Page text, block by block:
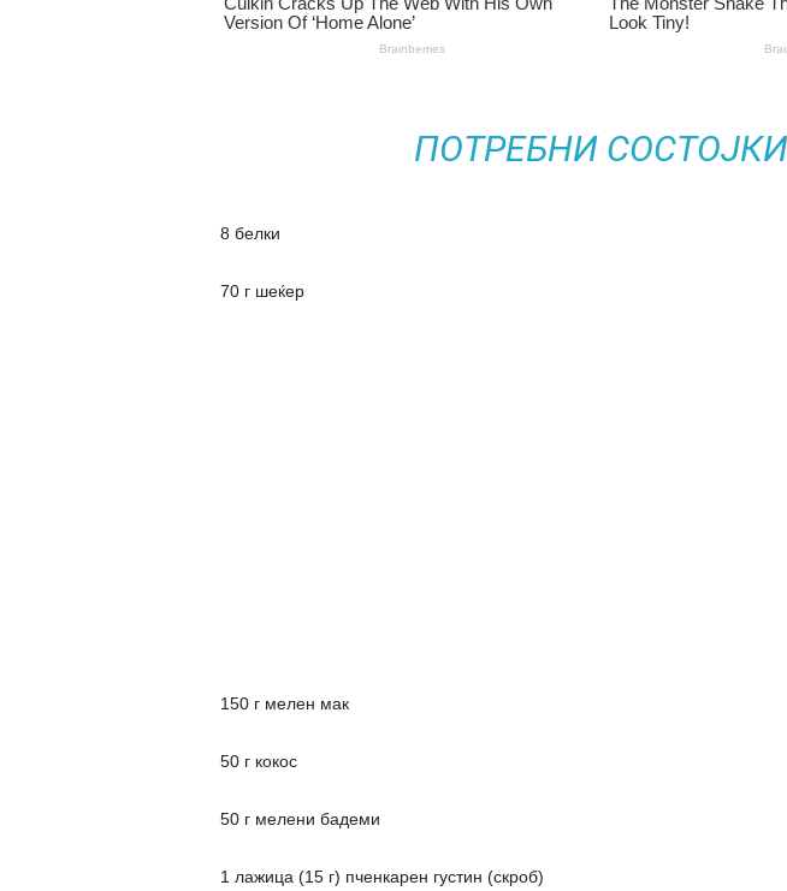
ПОТРЕБНИ
8 белки
70 г шеќер
150 г мелен мак
50 г кокос
50 г мелени бадеми
1 лажица (15 г) пченкарен густин (скроб)